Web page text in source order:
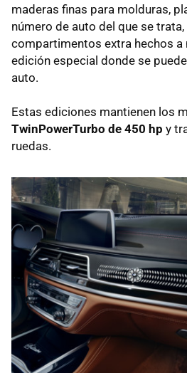
maderas finas para molduras,
número de auto del que se
compartimentos extra hechos a
edición especial donde se
auto.
Estas ediciones mantienen los
TwinPowerTurbo de 450 hp y
ruedas.